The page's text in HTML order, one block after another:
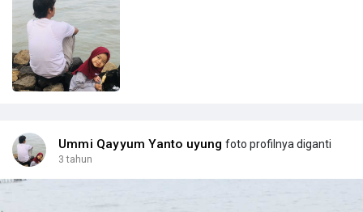
Ummi Qayyum Yanto uyung foto profilnya diganti
3 tahun